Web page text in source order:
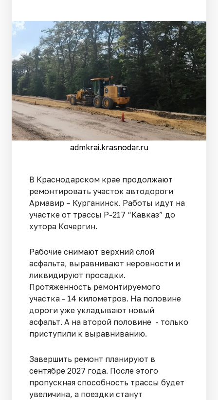
admkrai.krasnodar.ru
В Краснодарском крае продолжают
ремонтировать участок автодороги
Армавир – Курганинск. Работы идут на
участке от трассы Р-217 “Кавказ” до
хутора Кочергин.
Рабочие снимают верхний слой
асфальта, выравнивают неровности и
ликвидируют просадки.
Протяженность ремонтируемого
участка - 14 километров. На половине
дороги уже укладывают новый
асфальт. А на второй половине - только
приступили к выравниванию.
Завершить ремонт планируют в
сентябре 2027 года. После этого
пропускная способность трассы будет
увеличина, а поездки станут